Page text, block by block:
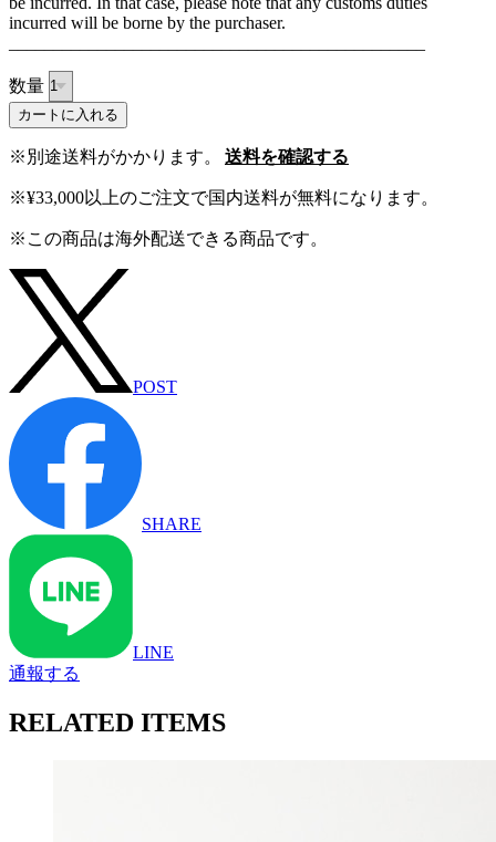
incurred will be borne by the purchaser.
数量
カートに入れる
※別途送料がかかります。 送料を確認する
※¥33,000以上のご注文で国内送料が無料になります。
※この商品は海外配送できる商品です。
POST
SHARE
LINE
通報する
RELATED ITEMS